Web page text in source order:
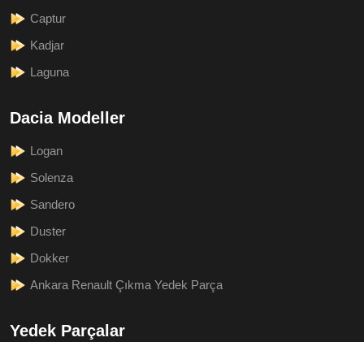
Captur
Kadjar
Laguna
Dacia Modeller
Logan
Solenza
Sandero
Duster
Dokker
Ankara Renault Çıkma Yedek Parça
Yedek Parçalar